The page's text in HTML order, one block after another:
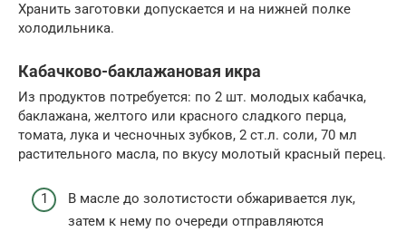
Хранить заготовки допускается и на нижней полке
холодильника.
Кабачково-баклажановая икра
Из продуктов потребуется: по 2 шт. молодых кабачка,
баклажана, желтого или красного сладкого перца,
томата, лука и чесночных зубков, 2 ст.л. соли, 70 мл
растительного масла, по вкусу молотый красный перец.
В масле до золотистости обжаривается лук,
затем к нему по очереди отправляются